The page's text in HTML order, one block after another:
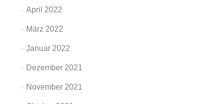
April 2022
März 2022
Januar 2022
Dezember 2021
November 2021